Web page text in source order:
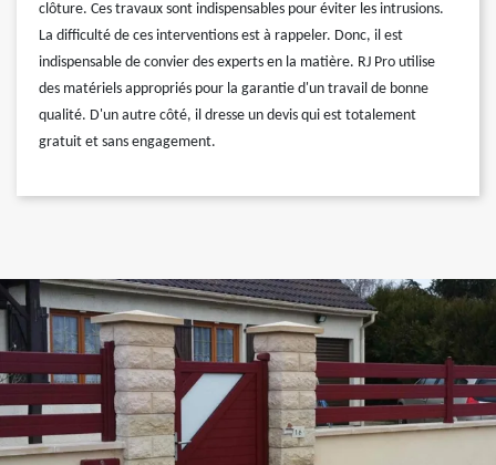
clôture. Ces travaux sont indispensables pour éviter les intrusions.
La difficulté de ces interventions est à rappeler. Donc, il est
indispensable de convier des experts en la matière. RJ Pro utilise
des matériels appropriés pour la garantie d'un travail de bonne
qualité. D'un autre côté, il dresse un devis qui est totalement
gratuit et sans engagement.